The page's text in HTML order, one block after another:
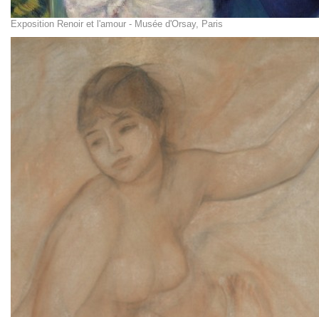
Exposition Renoir et l'amour - Musée d'Orsay, Paris